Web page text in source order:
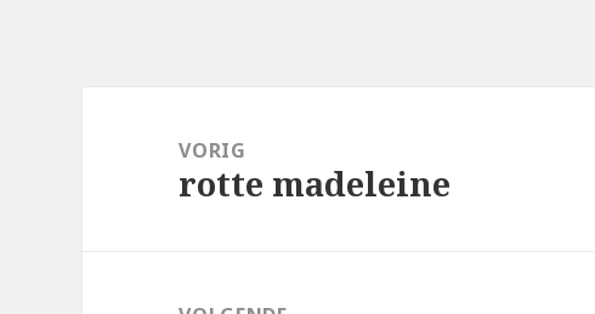
navigatieVORIG
Vorig
rotte madeleine